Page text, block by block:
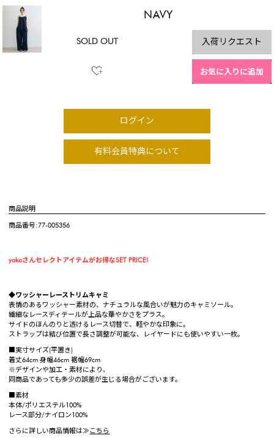
NAVY
SOLD OUT 入荷リクエスト
お気に入りに追加
ログイン
有料会員特典について
商品説明
商品番号:77-005356
yokoさんセレクトアイテムがお得なSET PRICE!
◆ワッシャーレーストリムキャミ
表情のあるワッシャー素材の、ナチュラルな風合いが魅力のキャミソール。
繊細なレースディテールが上品な華やかさをプラス。
サイドのほんのりと透けるレース切替で、軽やかな印象に。
ストラップは結び位置で長さ調整が可能な、レイヤードにも使いやすい一枚。
■実寸サイズ(平置き)
着丈64cm 身幅46cm 裾幅69cm
※デザインや加工・素材により、
同商品であっても多少の誤差が生じる場合がございます。
■素材
本体/ポリエステル100%
レース部分/ナイロン100%
さらに詳しい商品情報は≫こちら